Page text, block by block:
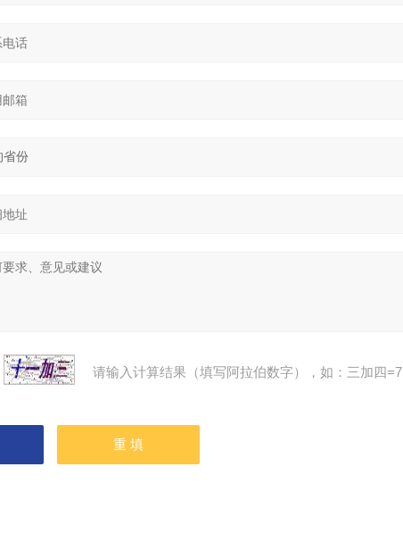
请输入计算结果（填写阿拉伯数字），如：三加四=7